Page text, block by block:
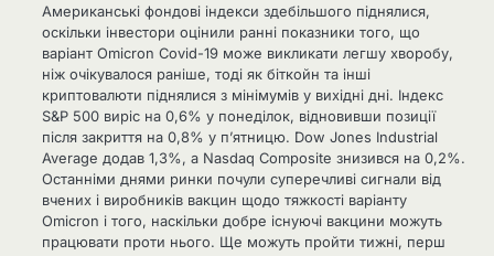
Американські фондові індекси здебільшого піднялися,
оскільки інвестори оцінили ранні показники того, що
варіант Omicron Covid-19 може викликати легшу хворобу,
ніж очікувалося раніше, тоді як біткойн та інші
криптовалюти піднялися з мінімумів у вихідні дні. Індекс
S&P 500 виріс на 0,6% у понеділок, відновивши позиції
після закриття на 0,8% у п’ятницю. Dow Jones Industrial
Average додав 1,3%, а Nasdaq Composite знизився на 0,2%.
Останніми днями ринки почули суперечливі сигнали від
вчених і виробників вакцин щодо тяжкості варіанту
Omicron і того, наскільки добре існуючі вакцини можуть
працювати проти нього. Ще можуть пройти тижні, перш